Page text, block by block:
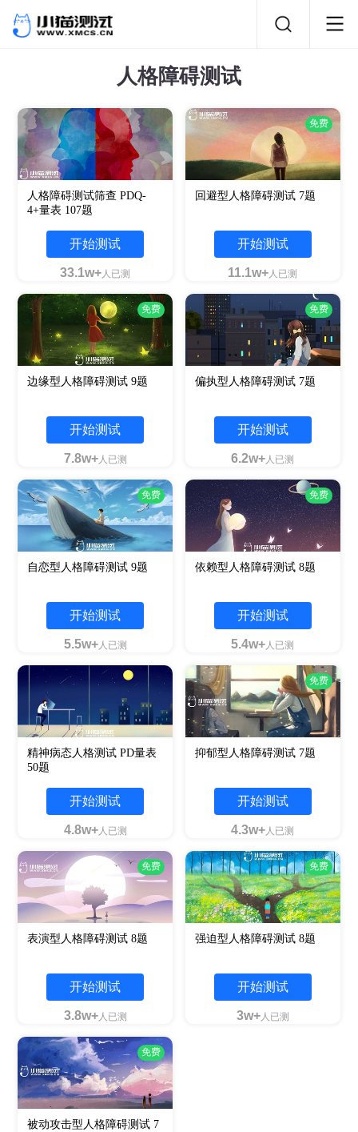
人格障碍测试
人格障碍测试筛查 PDQ-
4+量表 107题
开始测试
33.1w+人已测
免费
回避型人格障碍测试 7题
开始测试
11.1w+人已测
免费
边缘型人格障碍测试 9题
开始测试
7.8w+人已测
免费
偏执型人格障碍测试 7题
开始测试
6.2w+人已测
免费
自恋型人格障碍测试 9题
开始测试
5.5w+人已测
免费
依赖型人格障碍测试 8题
开始测试
5.4w+人已测
精神病态人格测试 PD量表
50题
开始测试
4.8w+人已测
免费
抑郁型人格障碍测试 7题
开始测试
4.3w+人已测
免费
表演型人格障碍测试 8题
开始测试
3.8w+人已测
免费
强迫型人格障碍测试 8题
开始测试
3w+人已测
免费
被动攻击型人格障碍测试 7